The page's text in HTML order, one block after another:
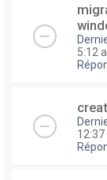
5:12
12:37